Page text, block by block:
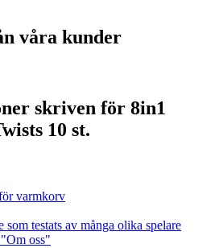
våra kunder
skriven för 8in1
10 st.
varmkorv
testats av många olika spelare
oss"